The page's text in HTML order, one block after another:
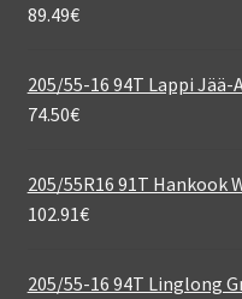
89.49€
205/55-16 94T Lappi Jää-
74.50€
205/55R16 91T Hankook
102.91€
205/55-16 94T Linglong